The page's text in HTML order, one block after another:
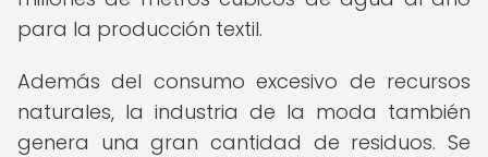
para la producción textil.
Además del consumo excesivo de recursos
naturales, la industria de la moda también
genera una gran cantidad de residuos. Se